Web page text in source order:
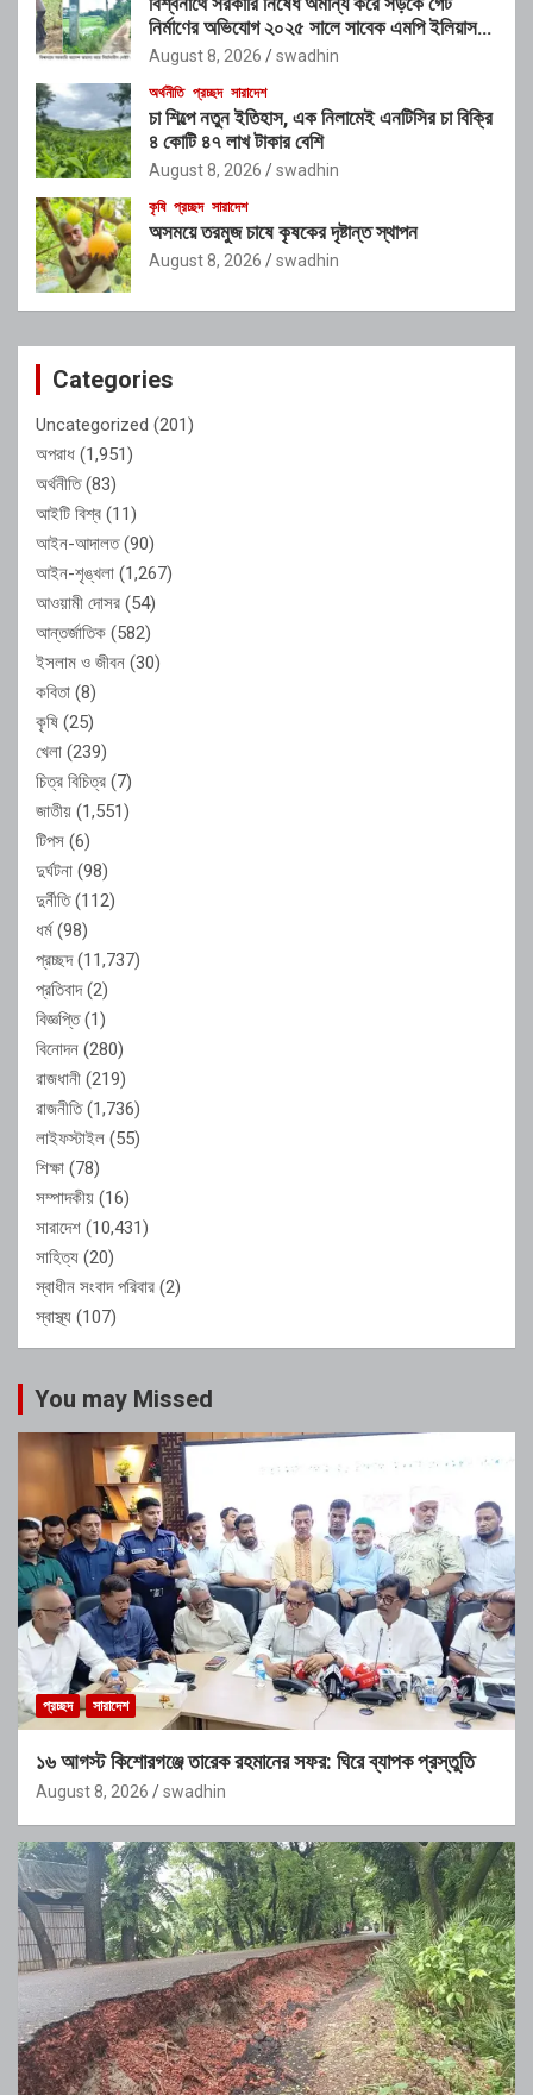
নির্মাণের অভিযোগ ২০২৫ সালে সাবেক এমপি ইলিয়াস
আলীর নামে নামফলক স্থাপনের অভিযোগ
August 8, 2026 swadhin
অর্থনীতি প্রচ্ছদ সারাদেশ
চা শিল্পে নতুন ইতিহাস, এক নিলামেই এনটিসির চা বিক্রি
৪ কোটি ৪৭ লাখ টাকার বেশি
August 8, 2026 swadhin
কৃষি প্রচ্ছদ সারাদেশ
অসময়ে তরমুজ চাষে কৃষকের দৃষ্টান্ত স্থাপন
August 8, 2026 swadhin
Categories
Uncategorized (201)
অপরাধ (1,951)
অর্থনীতি(83)
আইটি বিশ্ব (11)
আইন-আদালত(90)
আইন-শৃঙ্খলা (1,267)
আওয়ামী দোসর (54)
আন্তর্জাতিক (582)
ইসলাম ও জীবন (30)
কবিতা (8)
কৃষি (25)
খেলা (239)
চিত্র বিচিত্র (7)
জাতীয় (1,551)
টিপস (6)
দুর্ঘটনা (98)
দুর্নীতি(112)
ধর্ম(98)
প্রচ্ছদ(11,737)
প্রতিবাদ(2)
বিজ্ঞপ্তি(1)
বিনোদন (280)
রাজধানী (219)
রাজনীতি(1,736)
লাইফস্টাইল (55)
শিক্ষা (78)
সম্পাদকীয় (16)
সারাদেশ (10,431)
সাহিত্য (20)
স্বাধীন সংবাদ পরিবার (2)
স্বাস্থ্য (107)
You may Missed
প্রচ্ছদ সারাদেশ
১৬ আগস্ট কিশোরগঞ্জে তারেক রহমানের সফর: ঘিরে ব্যাপক প্রস্তুতি
August 8, 2026 swadhin